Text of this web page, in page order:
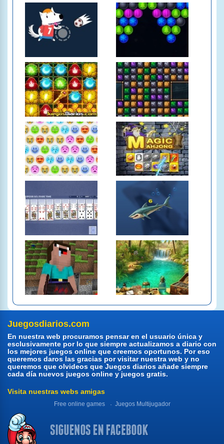
Juegosdiarios.com
En nuestra web procuramos pensar en el usuario única y
esclusivamente por lo que siempre actualizamos a diario con
los mejores juegos online que creemos oportunos. Por eso
queremos daros las gracias por visitar nuestra web y no
queremos que olvideos que Juegos diarios añade siempre
cada día nuevos juegos online y juegos gratis.
Visita nuestras webs amigas
Free online games Juegos Multijugador